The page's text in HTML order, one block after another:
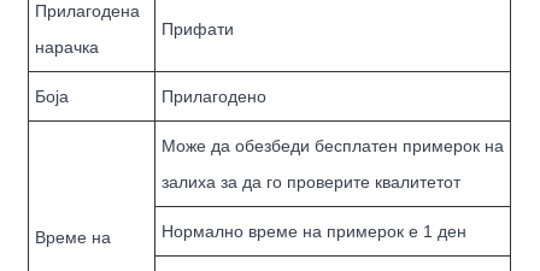
Прилагодена
нарачка
Прифати
Боја Прилагодено
Време на
Може да обезбеди бесплатен примерок на
залиха за да го проверите квалитетот
Нормално време на примерок е 1 ден